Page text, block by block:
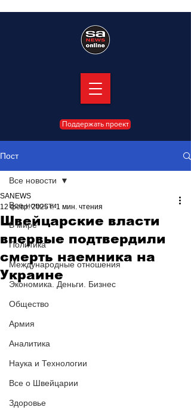
Поддержать проект
Пост
Все новости
В мире
Политика
Международные отношения
Экономика. Деньги. Бизнес
Общество
Армия
Аналитика
Наука и Технологии
Все о Швейцарии
Здоровье
Все новости
Швейцарские власти
впервые подтвердили
смерть наемника на
Украине
SANEWS
12 февр. 2025 г. 1 мин. чтения